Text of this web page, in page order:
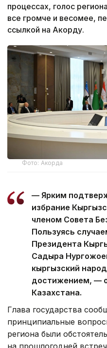
процессах, голос
все громче и весомее,
ссылкой на Акорду.
Фото: Акорда
— Ярким
избрание
членом Совета
Пользуясь
Президента
Садыра
кыргызский
достижением, —
Казахстана.
Глава государства
принципиальные
региона были